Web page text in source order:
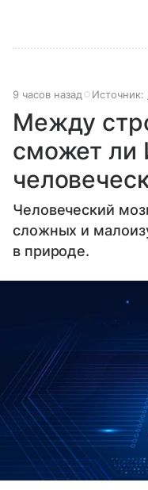
9 часов назад Источник:
Между
сможет ли
Человеческий
сложных и
в природе.